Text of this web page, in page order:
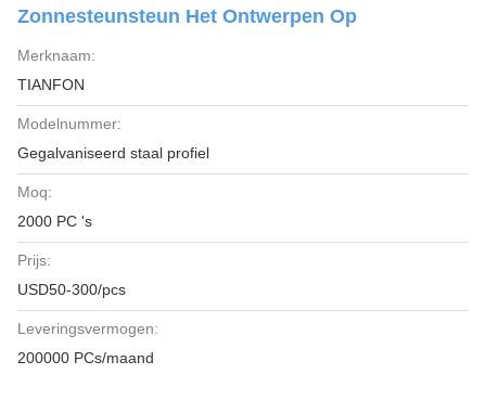
Zonnesteunsteun Het Ontwerpen Op
Merknaam:
TIANFON
Modelnummer:
Gegalvaniseerd staal profiel
Moq:
2000 PC 's
Prijs:
USD50-300/pcs
Leveringsvermogen:
200000 PCs/maand